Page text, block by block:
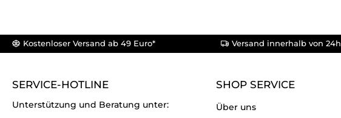
Kostenloser Versand ab 49 Euro* Versand innerhalb von 24h
SERVICE-HOTLINE
Unterstützung und Beratung unter:
SHOP SERVICE
Über uns